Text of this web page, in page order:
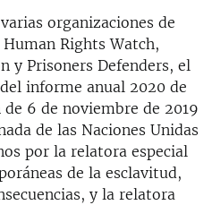
organizaciones de
Rights Watch,
y Prisoners Defenders, el
informe anual 2020 de
6 de noviembre de 2019
de las Naciones Unidas
por la relatora especial
de la esclavitud,
y la relatora